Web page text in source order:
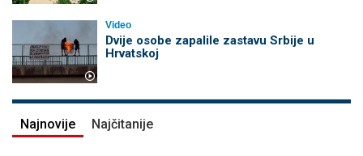
Video
Dvije osobe zapalile zastavu Srbije u
Hrvatskoj
Najnovije Najčitanije